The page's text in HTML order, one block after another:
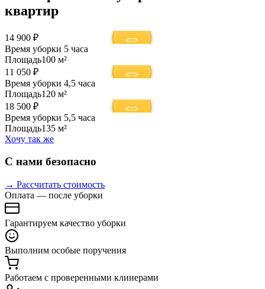
квартир
14 900 ₽
Время уборки 5 часа
Площадь100 м²
11 050 ₽
Время уборки 4,5 часа
Площадь120 м²
18 500 ₽
Время уборки 5,5 часа
Площадь135 м²
Хочу так же
С нами безопасно
→ Рассчитать стоимость
Оплата — после уборки
Гарантируем качество уборки
Выполним особые поручения
Работаем с проверенными клинерами